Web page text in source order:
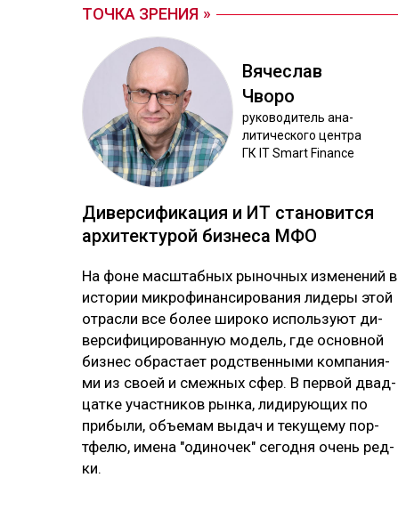
ТОЧКА ЗРЕНИЯ
Вя­чес­лав
Чво­ро
ру­ково­дитель ана­
лити­чес­ко­го цен­тра
ГК IT Smart Finance
Ди­вер­си­фика­ция и ИТ ста­новит­ся
ар­хи­тек­ту­рой биз­не­са МФО
На фо­не мас­штаб­ных ры­ноч­ных из­ме­не­ний в
ис­то­рии мик­ро­фи­нан­си­ро­ва­ния ли­де­ры этой
от­рас­ли все бо­лее ши­ро­ко ис­поль­зуют ди­
вер­си­фи­ци­ро­ван­ную мо­дель, где ос­нов­ной
биз­нес об­рас­тает родс­твен­ны­ми ком­па­ния­
ми из своей и смеж­ных сфер. В пер­вой двад­
цат­ке учас­тни­ков рын­ка, ли­ди­рую­щих по
при­бы­ли, объ­емам вы­дач и те­ку­ще­му пор­
тфе­лю, име­на "оди­но­чек" се­год­ня очень ред­
ки.